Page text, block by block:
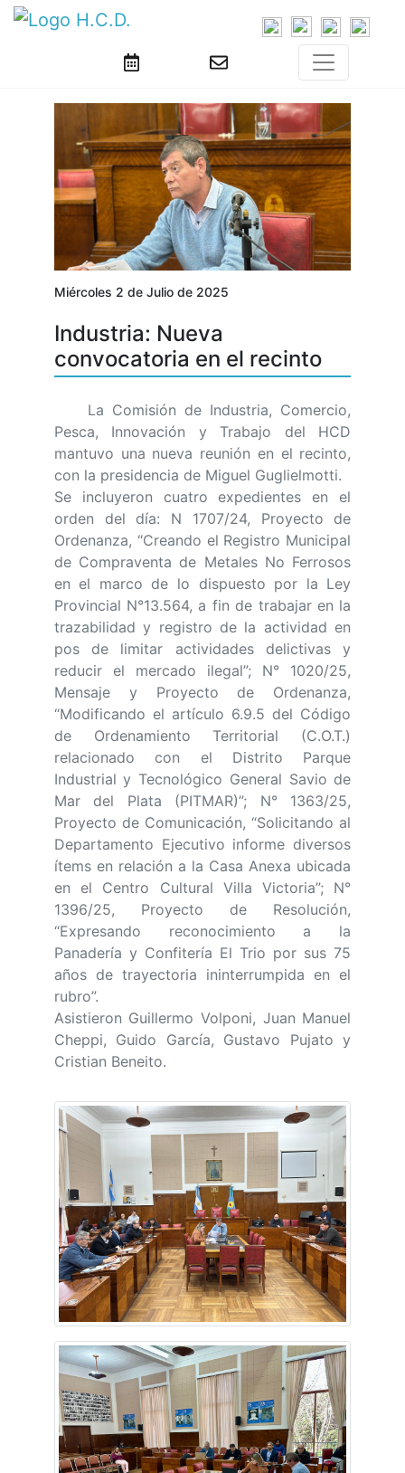
Miércoles 2 de Julio de 2025
Industria: Nueva
convocatoria en el recinto
La Comisión de Industria, Comercio,
Pesca, Innovación y Trabajo del HCD
mantuvo una nueva reunión en el recinto,
con la presidencia de Miguel Guglielmotti.
Se incluyeron cuatro expedientes en el
orden del día: N 1707/24, Proyecto de
Ordenanza, “Creando el Registro Municipal
de Compraventa de Metales No Ferrosos
en el marco de lo dispuesto por la Ley
Provincial N°13.564, a fin de trabajar en la
trazabilidad y registro de la actividad en
pos de limitar actividades delictivas y
reducir el mercado ilegal”; N° 1020/25,
Mensaje y Proyecto de Ordenanza,
“Modificando el artículo 6.9.5 del Código
de Ordenamiento Territorial (C.O.T.)
relacionado con el Distrito Parque
Industrial y Tecnológico General Savio de
Mar del Plata (PITMAR)”; N° 1363/25,
Proyecto de Comunicación, “Solicitando al
Departamento Ejecutivo informe diversos
ítems en relación a la Casa Anexa ubicada
en el Centro Cultural Villa Victoria”; N°
1396/25, Proyecto de Resolución,
“Expresando reconocimiento a la
Panadería y Confitería El Trio por sus 75
años de trayectoria ininterrumpida en el
rubro”.
Asistieron Guillermo Volponi, Juan Manuel
Cheppi, Guido García, Gustavo Pujato y
Cristian Beneito.